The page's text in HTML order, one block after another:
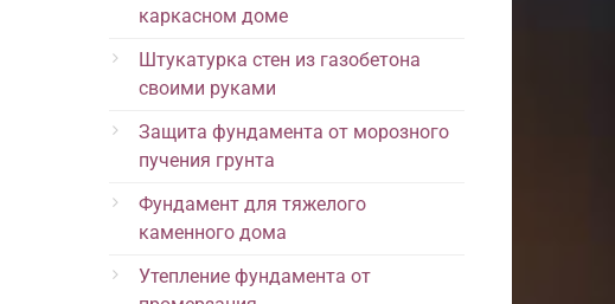
каркасном доме
Штукатурка стен из газобетона
своими руками
Защита фундамента от морозного
пучения грунта
Фундамент для тяжелого
каменного дома
Утепление фундамента от